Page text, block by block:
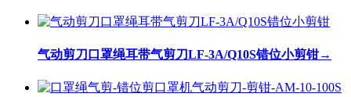
气动剪刀口罩绳耳带气剪刀LF-3A/Q10S错位小剪钳→